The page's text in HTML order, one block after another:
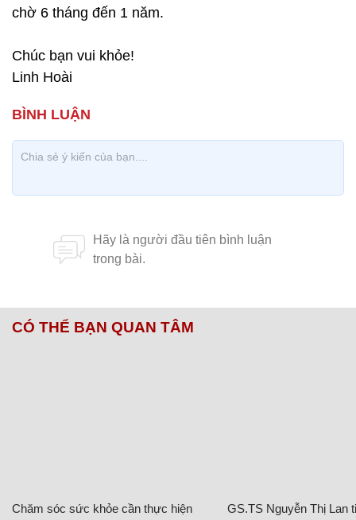
chờ 6 tháng đến 1 năm.
Chúc bạn vui khỏe!
Linh Hoài
CÓ THỂ BẠN QUAN TÂM
Chăm sóc sức khỏe cần thực hiện
GS.TS Nguyễn Thị Lan